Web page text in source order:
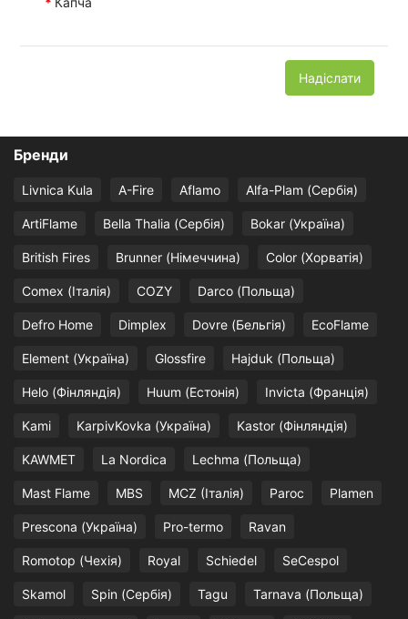
Надіслати
Бренди
Livnica Kula A-Fire Aflamo Alfa-Plam (Сербія)
ArtiFlame Bella Thalia (Сербія) Bokar (Україна)
British Fires Brunner (Німеччина) Color (Хорватія)
Comex (Італія) COZY Darco (Польща)
Defro Home Dimplex Dovre (Бельгія) EcoFlame
Element (Україна) Glossfire Hajduk (Польща)
Helo (Фінляндія) Huum (Естонія) Invicta (Франція)
Kami KarpivKovka (Україна) Kastor (Фінляндія)
KAWMET La Nordica Lechma (Польща)
Mast Flame MBS MCZ (Італія) Paroc Plamen
Prescona (Україна) Pro-termo Ravan
Romotop (Чехія) Royal Schiedel SeCespol
Skamol Spin (Сербія) Tagu Tarnava (Польща)